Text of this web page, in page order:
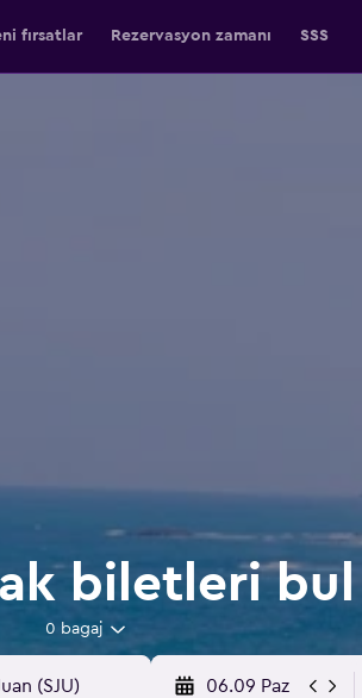
fırsatlar Rezervasyon zamanı SSS
biletleri bul
0 bagaj
06.09 Paz